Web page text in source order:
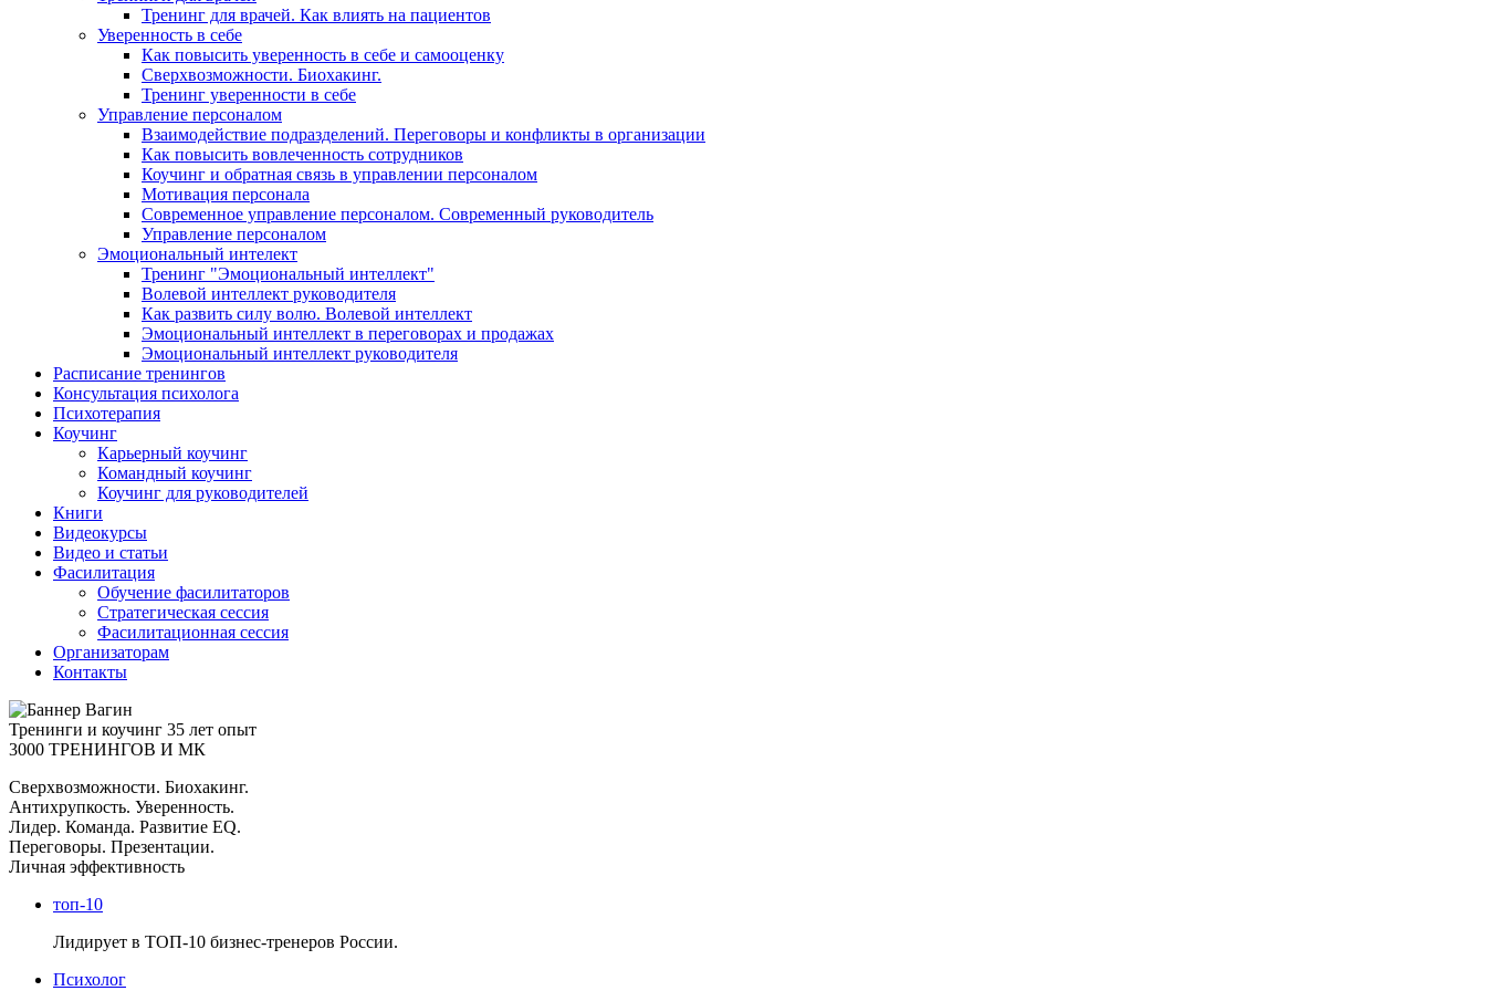
Тренинг для врачей. Как влиять на пациентов
Уверенность в себе
Как повысить уверенность в себе и самооценку
Сверхвозможности. Биохакинг.
Тренинг уверенности в себе
Управление персоналом
Взаимодействие подразделений. Переговоры и конфликты в организации
Как повысить вовлеченность сотрудников
Коучинг и обратная связь в управлении персоналом
Мотивация персонала
Современное управление персоналом. Современный руководитель
Управление персоналом
Эмоциональный интелект
Тренинг "Эмоциональный интеллект"
Волевой интеллект руководителя
Как развить силу волю. Волевой интеллект
Эмоциональный интеллект в переговорах и продажах
Эмоциональный интеллект руководителя
Расписание тренингов
Консультация психолога
Психотерапия
Коучинг
Карьерный коучинг
Командный коучинг
Коучинг для руководителей
Книги
Видеокурсы
Видео и статьи
Фасилитация
Обучение фасилитаторов
Стратегическая сессия
Фасилитационная сессия
Организаторам
Контакты
Тренинги и коучинг 35 лет опыт
3000 ТРЕНИНГОВ И МК
Сверхвозможности. Биохакинг.
Антихрупкость. Уверенность.
Лидер. Команда. Развитие EQ.
Переговоры. Презентации.
Личная эффективность
топ-10
Лидирует в ТОП-10 бизнес-тренеров России.
Психолог